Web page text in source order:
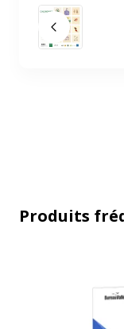
Slide
Produits